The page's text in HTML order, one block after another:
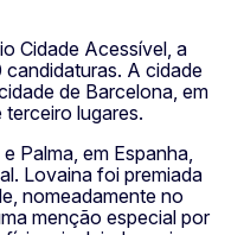
Cidade Acessível, a
A cidade
de Barcelona, em
lugares.
Palma, em Espanha,
Lovaina foi premiada
nomeadamente no
menção especial por